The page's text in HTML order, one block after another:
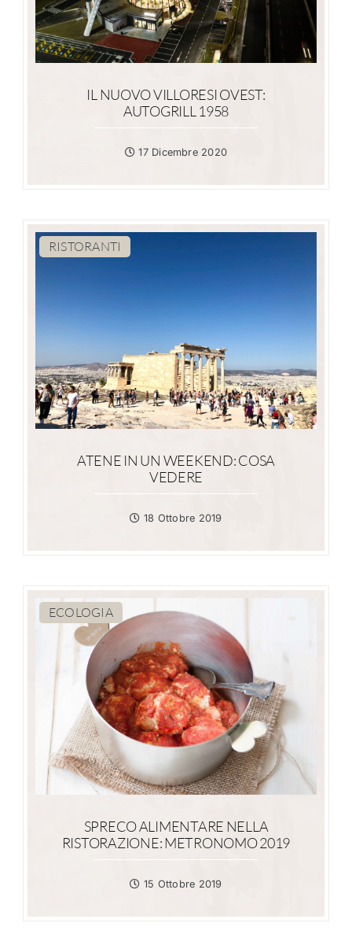
IL NUOVO VILLORESI OVEST:
AUTOGRILL 1958
17 Dicembre 2020
RISTORANTI
ATENE IN UN WEEKEND: COSA
VEDERE
18 Ottobre 2019
ECOLOGIA
SPRECO ALIMENTARE NELLA
RISTORAZIONE: METRONOMO 2019
15 Ottobre 2019